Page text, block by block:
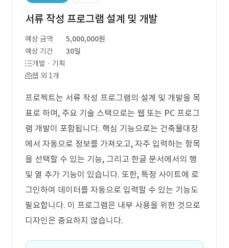
서류 작성 프로그램 설계 및 개발
예상 금액
5,000,000원
예상 기간
30일
개발 · 기획
웹 외 1개
프로젝트는 서류 작성 프로그램의 설계 및 개발을 목
표로 하며, 주요 기술 스택으로는 웹 또는 PC 프로그
램 개발이 포함됩니다. 핵심 기능으로는 건축물대장
에서 자동으로 정보를 가져오고, 자주 입력하는 항목
을 선택할 수 있는 기능, 그리고 한글 문서에서의 행
및 열 추가 기능이 있습니다. 또한, 특정 사이트에 로
그인하여 데이터를 자동으로 입력할 수 있는 기능도
필요합니다. 이 프로그램은 내부 사용을 위한 것으로
디자인은 중요하지 않습니다.